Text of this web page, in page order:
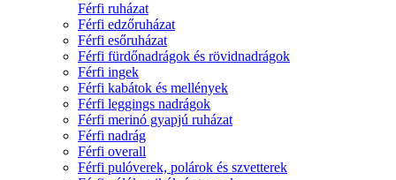
Férfi ruházat
Férfi edzőruházat
Férfi esőruházat
Férfi fürdőnadrágok és rövidnadrágok
Férfi ingek
Férfi kabátok és mellények
Férfi leggings nadrágok
Férfi merinó gyapjú ruházat
Férfi nadrág
Férfi overall
Férfi pulóverek, polárok és szvetterek